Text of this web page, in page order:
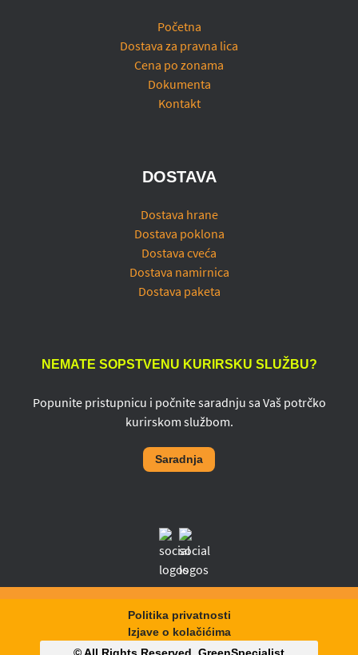
Početna
Dostava za pravna lica
Cena po zonama
Dokumenta
Kontakt
DOSTAVA
Dostava hrane
Dostava poklona
Dostava cveća
Dostava namirnica
Dostava paketa
NEMATE SOPSTVENU KURIRSKU SLUŽBU?
Popunite pristupnicu i počnite saradnju sa Vaš potrčko
kurirskom službom.
Saradnja
Politika privatnosti
Izjave o kolačićima